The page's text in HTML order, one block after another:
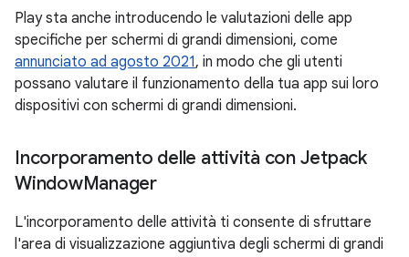
Play sta anche introducendo le valutazioni delle app
specifiche per schermi di grandi dimensioni, come
annunciato ad agosto 2021, in modo che gli utenti
possano valutare il funzionamento della tua app sui loro
dispositivi con schermi di grandi dimensioni.
Incorporamento delle attività con Jetpack
WindowManager
L'incorporamento delle attività ti consente di sfruttare
l'area di visualizzazione aggiuntiva degli schermi di grandi